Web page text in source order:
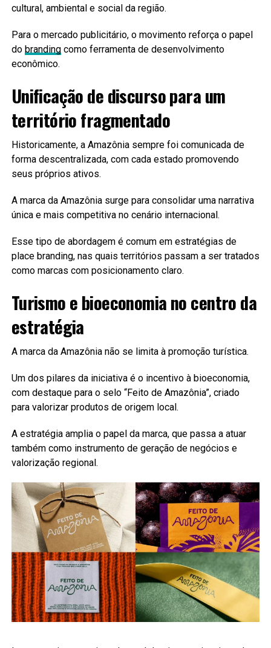
cultural, ambiental e social da região.
Para o mercado publicitário, o movimento reforça o papel
do brandingcomo ferramenta de desenvolvimento
econômico.
Unificação de discurso para um
território fragmentado
Historicamente, a Amazônia sempre foi comunicada de
forma descentralizada, com cada estado promovendo
seus próprios ativos.
A marca da Amazônia surge para consolidar uma narrativa
única e mais competitiva no cenário internacional.
Esse tipo de abordagem é comum em estratégias de
place branding, nas quais territórios passam a ser tratados
como marcas com posicionamento claro.
Turismo e bioeconomia no centro da
estratégia
A marca da Amazônia não se limita à promoção turística.
Um dos pilares da iniciativa é o incentivo à bioeconomia,
com destaque para o selo “Feito de Amazônia”, criado
para valorizar produtos de origem local.
A estratégia amplia o papel da marca, que passa a atuar
também como instrumento de geração de negócios e
valorização regional.